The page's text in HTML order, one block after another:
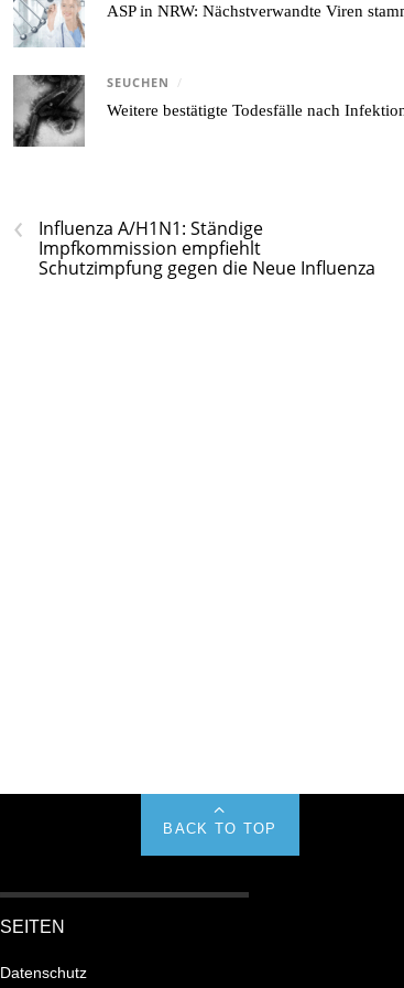
ASP in NRW: Nächstverwandte Viren
SEUCHEN /
Weitere bestätigte Todesfälle nach
‹
Influenza A/H1N1: Ständige
Impfkommission empfiehlt
Schutzimpfung gegen die Neue Influenza
BACK TO TOP
SEITEN
Datenschutz